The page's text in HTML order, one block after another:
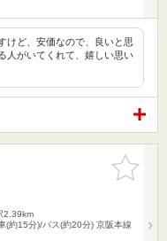
けど、安価なので、良いと思
人がいてくれて、嬉しい思い
お気に入
りに追加
2.39km
(約15分)/バス(約20分) 京阪本線